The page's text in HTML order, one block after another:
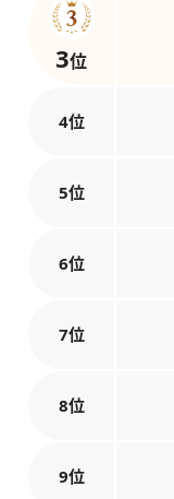
3位
4位
5位
6位
7位
8位
9位